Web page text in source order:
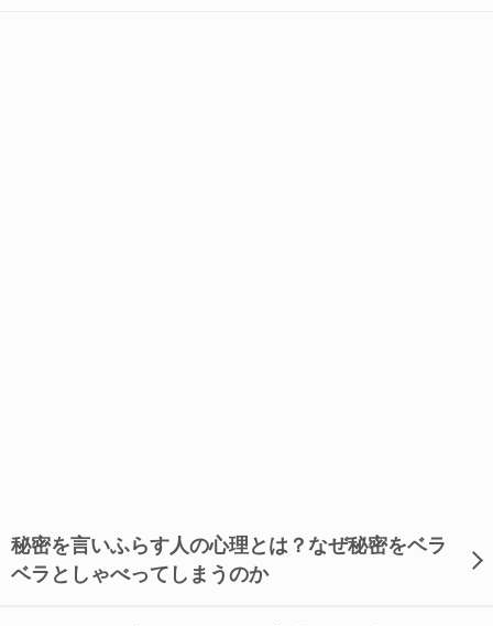
秘密を言いふらす人の心理とは？なぜ秘密をベラ
ベラとしゃべってしまうのか